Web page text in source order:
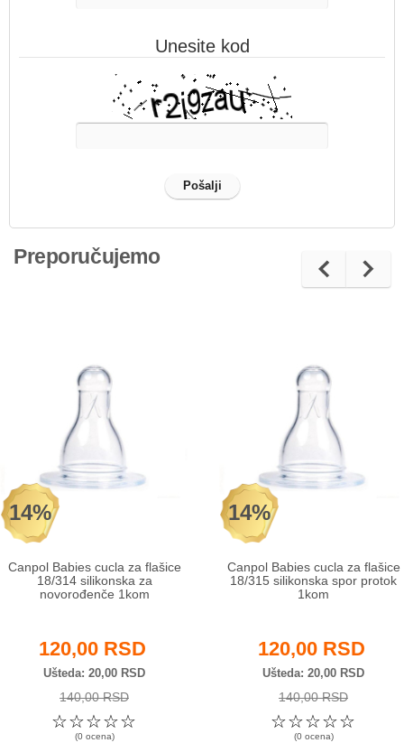
Unesite kod
Preporučujemo
14%
Canpol Babies cucla za flašice
18/314 silikonska za
novorođenče 1kom
120,00 RSD
Ušteda 20,00 RSD
140,00 RSD
☆
☆
☆
☆
☆
(0 ocena)
14%
Canpol Babies cucla za flašice
18/315 silikonska spor protok
1kom
120,00 RSD
Ušteda 20,00 RSD
140,00 RSD
☆
☆
☆
☆
☆
(0 ocena)